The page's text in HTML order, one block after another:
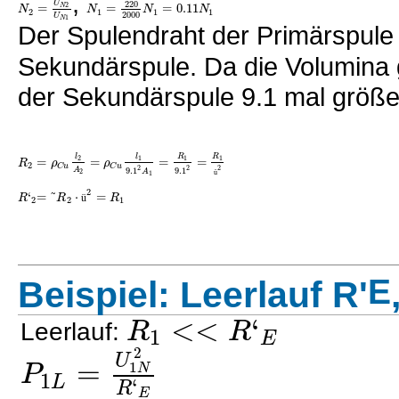
N2 = UN2
UN1 N1 = 220
2000N1 = 0.11N1
Der Spulendraht der
Sekundärspule. Da die
der Sekundärspule 9.1 mal
R2 = ρCu
l2
A2 = ρCu
l1
9.12A1
= R1
9.12 = R1
ü2
R‘2= ˜R2 ⋅ ü2 = R1
Beispiel: Leerlauf R'E
Leerlauf: R1 << R‘E
P1L = U2
1N
R‘E